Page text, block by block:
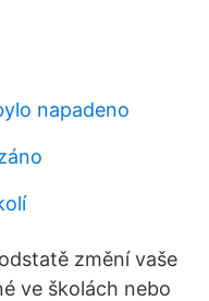
napadeno
změní vaše
ve školách nebo